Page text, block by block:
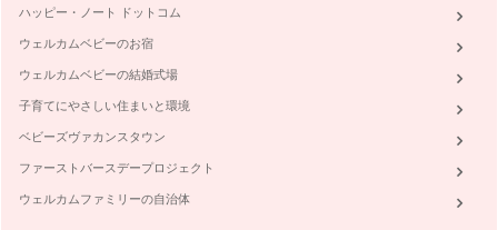
ハッピー・ノート ドットコム
ウェルカムベビーのお宿
ウェルカムベビーの結婚式場
子育てにやさしい住まいと環境
ベビーズヴァカンスタウン
ファーストバースデープロジェクト
ウェルカムファミリーの自治体